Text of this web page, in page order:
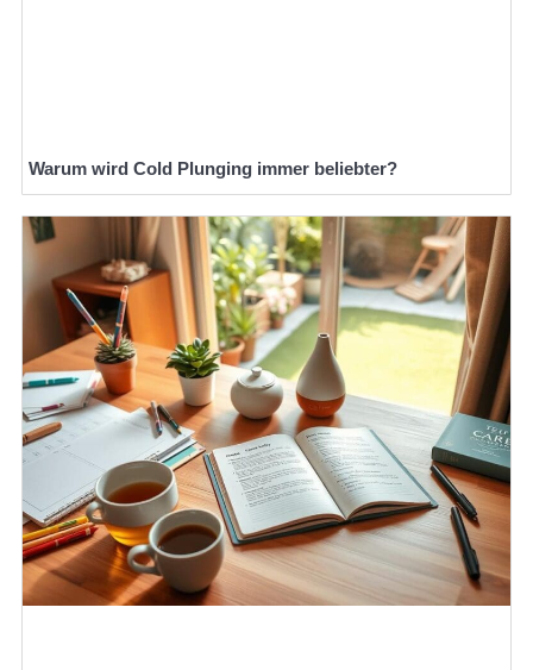
Warum wird Cold Plunging immer beliebter?